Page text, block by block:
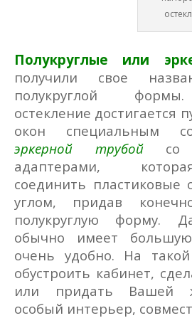
Полукруглые или
получили свое
полукруглой
остекление достигается
окон специальным
эркерной трубойсо
адаптерами,
соединить
углом, придав
полукруглую форму.
обычно имеет
очень удобно. На
обустроить кабинет,
или придать Вашей
особый интерьер,